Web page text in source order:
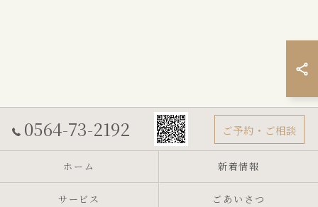
0564-73-2192 ご予約・ご相談
ホーム 新着情報
サービス ごあいさつ